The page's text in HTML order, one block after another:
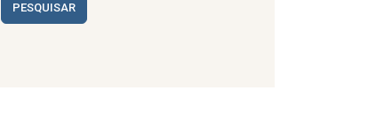
PESQUISAR